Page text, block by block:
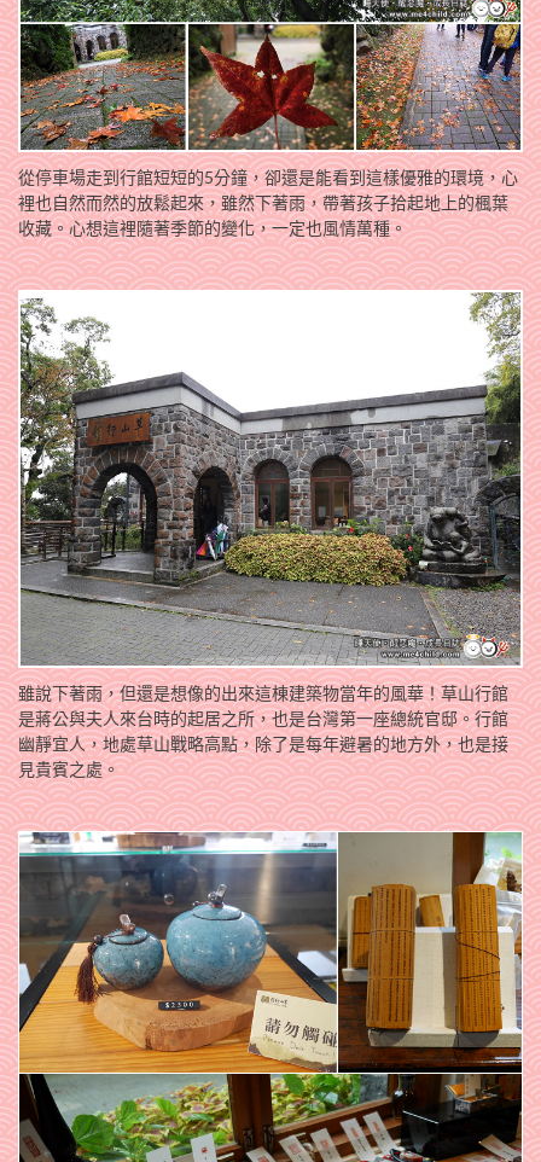
從停車場走到行館短短的5分鐘，卻還是能看到這樣優雅的環境，心
裡也自然而然的放鬆起來，雖然下著雨，帶著孩子拾起地上的楓葉
收藏。心想這裡隨著季節的變化，一定也風情萬種。
雖說下著雨，但還是想像的出來這棟建築物當年的風華！草山行館
是蔣公與夫人來台時的起居之所，也是台灣第一座總統官邸。行館
幽靜宜人，地處草山戰略高點，除了是每年避暑的地方外，也是接
見貴賓之處。